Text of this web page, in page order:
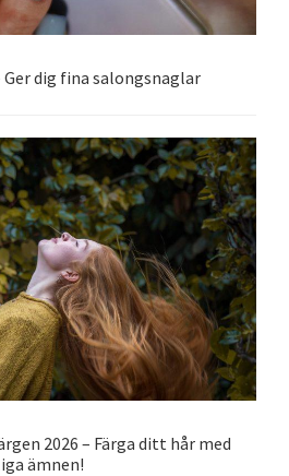
dig fina salongsnaglar
2026 – Färga ditt hår med
ämnen!